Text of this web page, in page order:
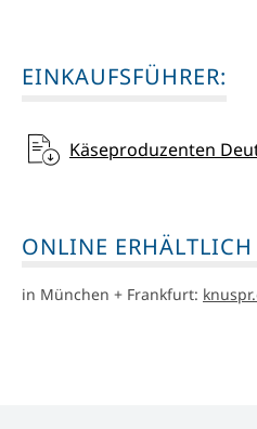
EINKAUFSFÜHRER:
Käseproduzenten
ONLINE ERHÄLTLICH
in München + Frankfurt: